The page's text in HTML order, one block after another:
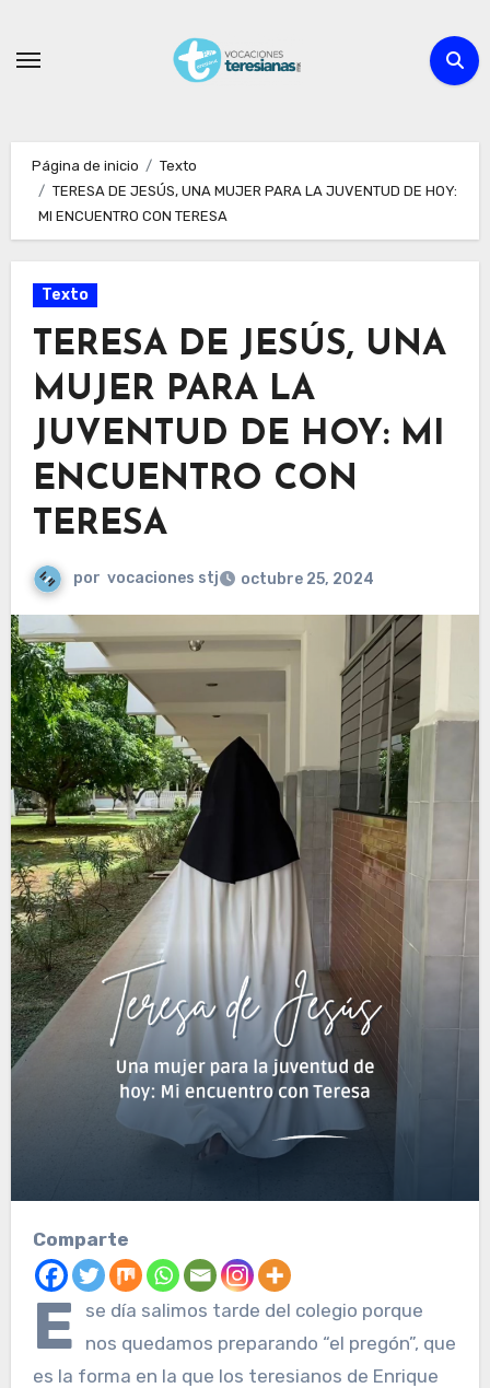
contenido
Página de inicio
Texto
TERESA DE JESÚS, UNA MUJER PARA LA JUVENTUD DE HOY:
MI ENCUENTRO CON TERESA
Texto
TERESA DE JESÚS, UNA
MUJER PARA LA
JUVENTUD DE HOY: MI
ENCUENTRO CON
TERESA
por vocaciones stj octubre 25, 2024
Comparte
E
se día salimos tarde del colegio porque
nos quedamos preparando “el pregón”, que
es la forma en la que los teresianos de Enrique